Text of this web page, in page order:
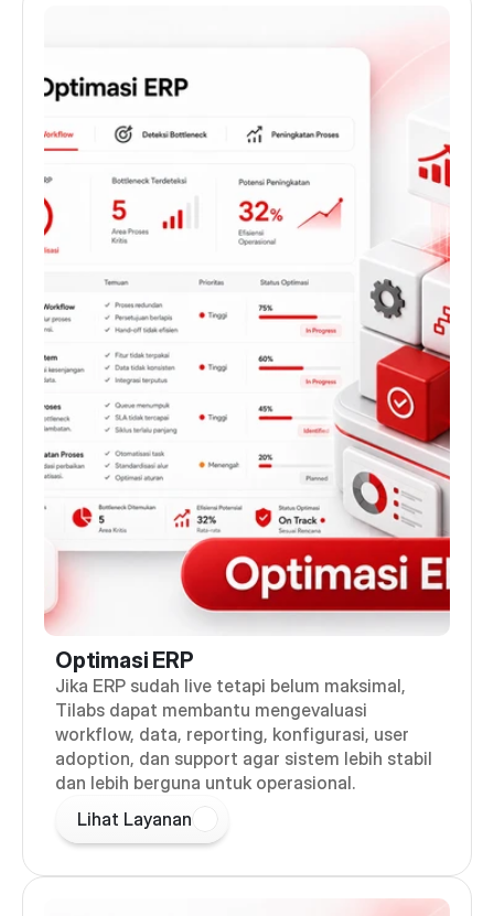
Optimasi ERP
Jika ERP sudah live tetapi belum maksimal,
Tilabs dapat membantu mengevaluasi
workflow, data, reporting, konfigurasi, user
adoption, dan support agar sistem lebih stabil
dan lebih berguna untuk operasional.
Lihat Layanan